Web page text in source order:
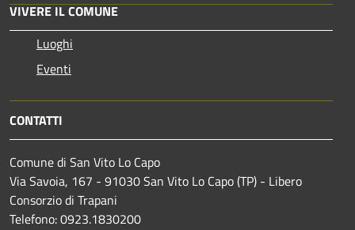
VIVERE IL COMUNE
Luoghi
Eventi
CONTATTI
Comune di San Vito Lo Capo
Via Savoia, 167 - 91030 San Vito Lo Capo (TP) - Libero
Consorzio di Trapani
Telefono: 0923.1830200